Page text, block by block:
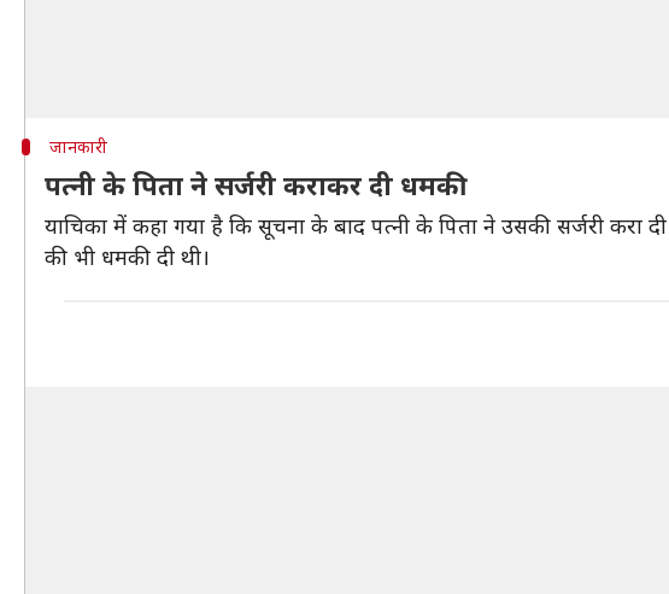
जानकारी
पत्नी के पिता ने सर्जरी कराकर दी धमकी
याचिका में कहा गया है कि सूचना के बाद पत्नी के पिता ने उसकी सर्जरी करा
की भी धमकी दी थी।